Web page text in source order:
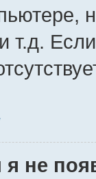
т.д.
я не